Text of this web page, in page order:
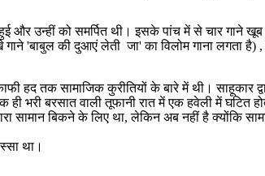
और उन्हीं को समर्पित थी। इसके पांच में से चार
'बाबुल की दुआएं लेती जा' का विलोम गाना लगता
हद तक सामाजिक कुरीतियों के बारे में थी। साहूकार
बरसात वाली तूफानी रात में एक हवेली में घटित
सामान बिकने के लिए था, लेकिन अब नहीं है क्योंकि
था।